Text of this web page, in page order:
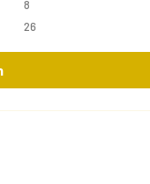
8
26